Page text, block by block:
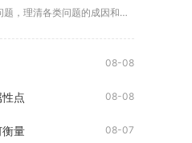
，理清各类问题的成因和对
08-08
点 08-08
量 08-07